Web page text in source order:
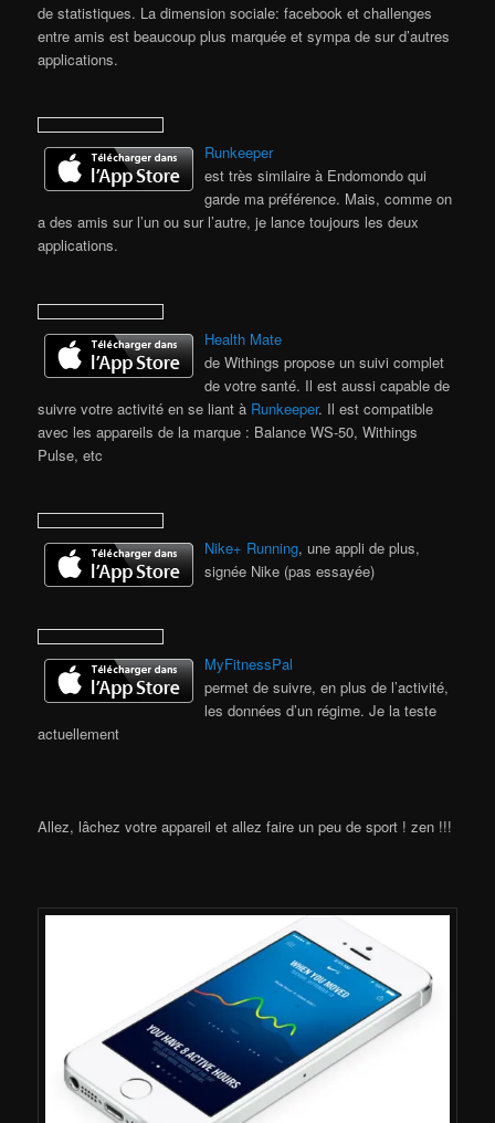
de statistiques. La dimension sociale: facebook et challenges
entre amis est beaucoup plus marquée et sympa de sur d’autres
applications.
Runkeeper
est très similaire à Endomondo qui
garde ma préférence. Mais, comme on
a des amis sur l’un ou sur l’autre, je lance toujours les deux
applications.
Health Mate
de Withings propose un suivi complet
de votre santé. Il est aussi capable de
suivre votre activité en se liant à Runkeeper. Il est compatible
avec les appareils de la marque : Balance WS-50, Withings
Pulse, etc
Nike+ Running, une appli de plus,
signée Nike (pas essayée)
MyFitnessPal
permet de suivre, en plus de l’activité,
les données d’un régime. Je la teste
actuellement
Allez, lâchez votre appareil et allez faire un peu de sport ! zen !!!